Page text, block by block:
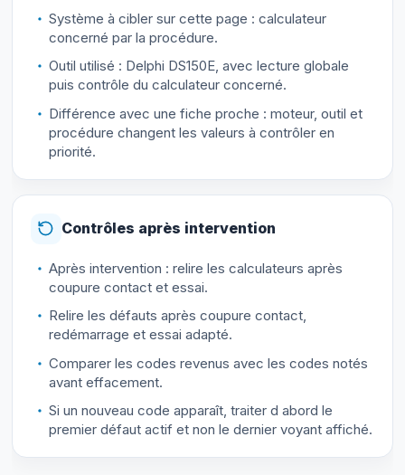
Système à cibler sur cette page : calculateur
concerné par la procédure.
Outil utilisé : Delphi DS150E, avec lecture globale
puis contrôle du calculateur concerné.
Différence avec une fiche proche : moteur, outil et
procédure changent les valeurs à contrôler en
priorité.
Contrôles après intervention
Après intervention : relire les calculateurs après
coupure contact et essai.
Relire les défauts après coupure contact,
redémarrage et essai adapté.
Comparer les codes revenus avec les codes notés
avant effacement.
Si un nouveau code apparaît, traiter d abord le
premier défaut actif et non le dernier voyant affiché.